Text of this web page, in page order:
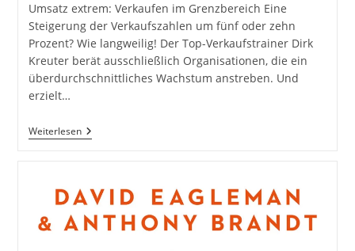
Umsatz extrem: Verkaufen im Grenzbereich Eine
Steigerung der Verkaufszahlen um fünf oder zehn
Prozent? Wie langweilig! Der Top-Verkaufstrainer Dirk
Kreuter berät ausschließlich Organisationen, die ein
überdurchschnittliches Wachstum anstreben. Und
erzielt…
WeiterlesenUmsatz
Extrem:
10
Radikale
Prinzipien
Von